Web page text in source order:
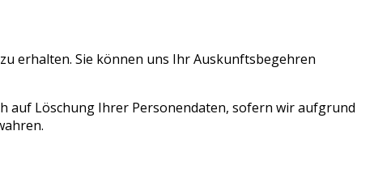
erhalten. Sie können uns Ihr Auskunftsbegehren
auf Löschung Ihrer Personendaten, sofern wir aufgrund